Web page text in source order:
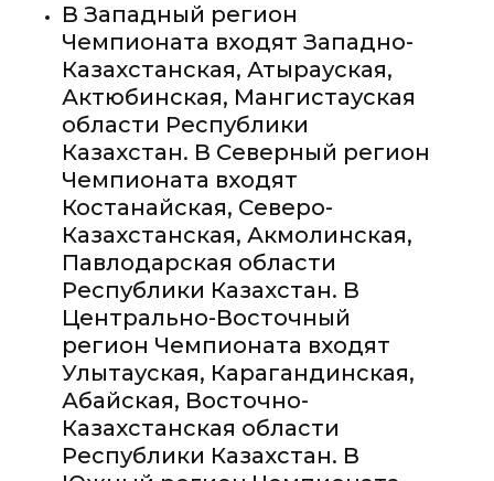
В Западный регион
Чемпионата входят Западно-
Казахстанская, Атырауская,
Актюбинская, Мангистауская
области Республики
Казахстан. В Северный регион
Чемпионата входят
Костанайская, Северо-
Казахстанская, Акмолинская,
Павлодарская области
Республики Казахстан. В
Центрально-Восточный
регион Чемпионата входят
Улытауская, Карагандинская,
Абайская, Восточно-
Казахстанская области
Республики Казахстан. В